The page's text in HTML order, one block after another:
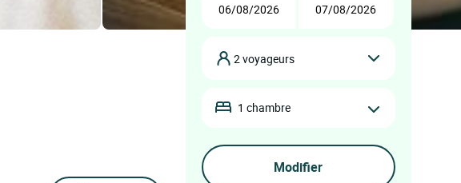
2 voyageurs
1 chambre